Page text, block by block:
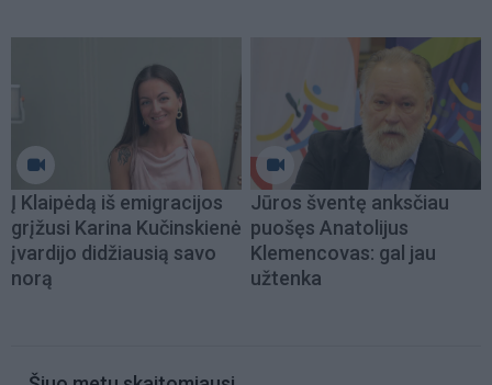
Į Klaipėdą iš emigracijos
grįžusi Karina Kučinskienė
įvardijo didžiausią savo
norą
Jūros šventę anksčiau
puošęs Anatolijus
Klemencovas: gal jau
užtenka